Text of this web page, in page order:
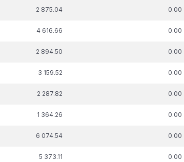
parāds, €
2 875.04 0.00
4 616.66 0.00
2 894.50 0.00
3 159.52 0.00
2 287.82 0.00
1 364.26 0.00
6 074.54 0.00
5 373.11 0.00